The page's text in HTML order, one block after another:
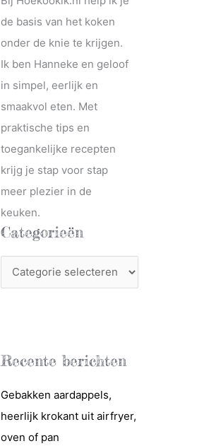
de basis van het koken
onder de knie te krijgen.
Ik ben Hanneke en geloof
in simpel, eerlijk en
smaakvol eten. Met
praktische tips en
toegankelijke recepten
krijg je stap voor stap
meer plezier in de
keuken.
Categorieën
a
r
i
e
Recente berichten
Gebakken aardappels,
heerlijk krokant uit airfryer,
oven of pan